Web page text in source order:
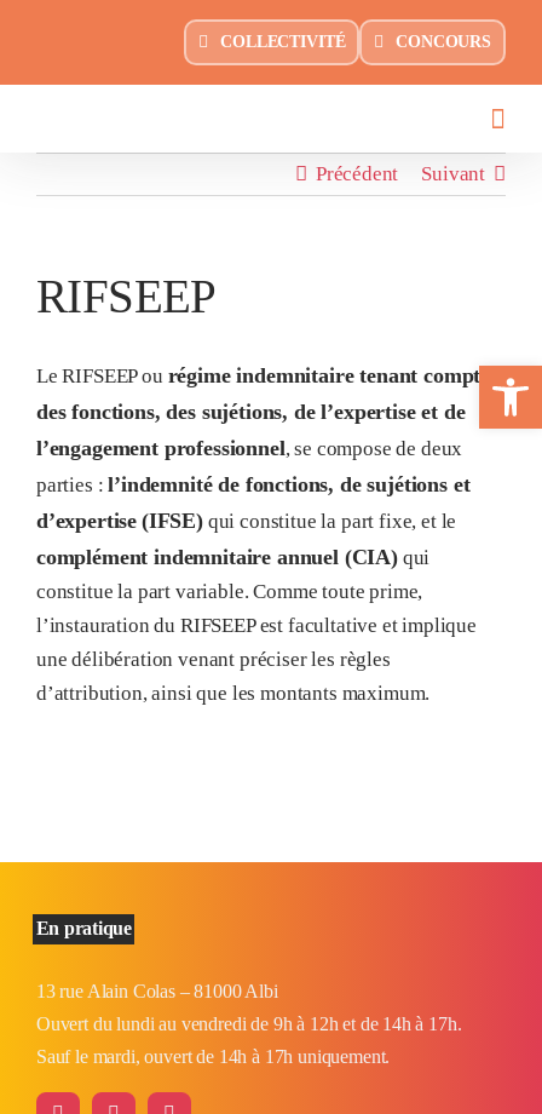
Ouvrir
contenu
COLLECTIVITÉ CONCOURS
Précédent Suivant
RIFSEEP
Le RIFSEEP ou régime indemnitaire tenant compte
des fonctions, des sujétions, de l’expertise et de
l’engagement professionnel, se compose de deux
parties :l’indemnité de fonctions, de sujétions et
d’expertise (IFSE)qui constitue la part fixe, et le
complément indemnitaire annuel (CIA)qui
constitue la part variable. Comme toute prime,
l’instauration du RIFSEEP est facultative et implique
une délibération venant préciser les règles
d’attribution, ainsi que les montants maximum.
En pratique
13 rue Alain Colas – 81000 Albi
Ouvert du lundi au vendredi de 9h à 12h et de 14h à 17h.
Sauf le mardi, ouvert de 14h à 17h uniquement.